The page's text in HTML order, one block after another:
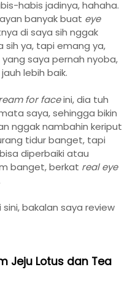
habis jadinya, hahaha.
banyak buat eye
di saya sih nggak
ya, tapi emang ya,
saya pernah nyoba,
lebih baik.
for faceini, dia tuh
saya, sehingga bikin
nggak nambahin keriput
tidur banget, tapi
diperbaiki atau
banget, berkat real eye
bakalan saya review
Jeju Lotus dan Tea